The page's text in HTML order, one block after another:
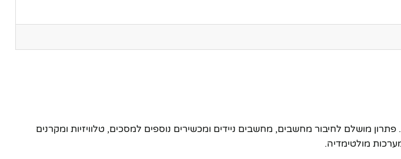
ממיר VGA to AV מתקדם של חברת TREQA המאפשר המרה איכותית של אות VGA לאות AV. פתרון מושלם לחיבור מחשבים, מחשבים ניידים ומכשירים נוספים למסכים, טלוויזיות ומקרנים